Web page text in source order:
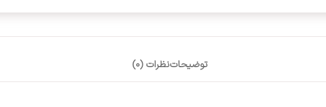
توضیحاتنظرات (0)